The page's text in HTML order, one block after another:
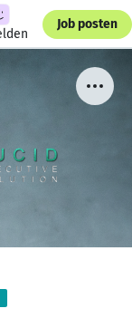
Job posten